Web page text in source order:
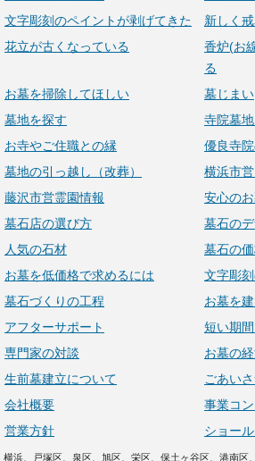
文字彫刻のペイントが剥げてきた
新しく
花立が古くなっている
香炉(お
る
お墓を掃除してほしい
墓じまい
墓地を探す
寺院墓
お寺やご住職との縁
優良寺
墓地の引っ越し（改葬）
横浜市
藤沢市営霊園情報
安心の
墓石店の選び方
墓石の
人気の石材
墓石の
お墓を低価格で求めるには
文字彫
墓石づくりの工程
お墓を
アフターサポート
短い期
専門家の対談
お墓の
生前墓建立について
ごあい
会社概要
事業コ
営業方針
ショー
横浜、戸塚区、泉区、旭区、栄区、保土ヶ谷区、港南区